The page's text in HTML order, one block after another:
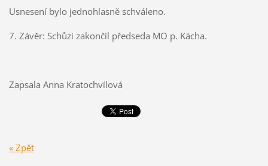
Usnesení bylo jednohlasně schváleno.
7. Závěr: Schůzi zakončil předseda MO p. Kácha.
Zapsala Anna Kratochvílová
« Zpět